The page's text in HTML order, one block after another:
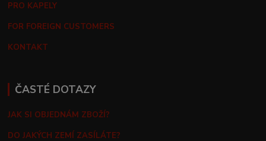
PRO KAPELY
FOR FOREIGN CUSTOMERS
KONTAKT
ČASTÉ DOTAZY
JAK SI OBJEDNÁM ZBOŽÍ?
DO JAKÝCH ZEMÍ ZASÍLÁTE?